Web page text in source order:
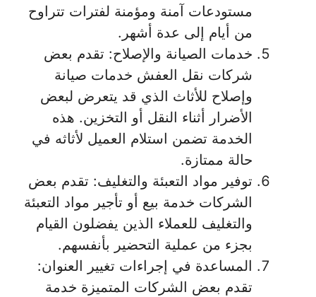
مستودعات آمنة ومؤمنة لفترات تتراوح
من أيام إلى عدة أشهر.
خدمات الصيانة والإصلاح: تقدم بعض
شركات نقل العفش خدمات صيانة
وإصلاح للأثاث الذي قد يتعرض لبعض
الأضرار أثناء النقل أو التخزين. هذه
الخدمة تضمن استلام العميل لأثاثه في
حالة ممتازة.
توفير مواد التعبئة والتغليف: تقدم بعض
الشركات خدمة بيع أو تأجير مواد التعبئة
والتغليف للعملاء الذين يفضلون القيام
بجزء من عملية التحضير بأنفسهم.
المساعدة في إجراءات تغيير العنوان:
تقدم بعض الشركات المتميزة خدمة